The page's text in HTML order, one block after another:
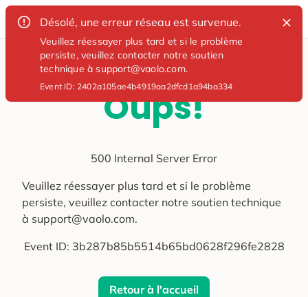
Désolé, une erreur réseau est survenue.
Veuillez réessayer plus tard et si le problème
persiste, veuillez contacter notre soutien
technique à support@vaolo.com.
Event ID: 2402a105ae4b4919aa2dfcd1a94ba334
Oups!
500 Internal Server Error
Veuillez réessayer plus tard et si le problème
persiste, veuillez contacter notre soutien technique
à support@vaolo.com.
Event ID: 3b287b85b5514b65bd0628f296fe2828
Retour à l'accueil